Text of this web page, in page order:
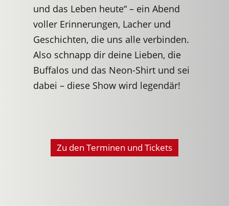
und das Leben heute“ – ein Abend
voller Erinnerungen, Lacher und
Geschichten, die uns alle verbinden.
Also schnapp dir deine Lieben, die
Buffalos und das Neon-Shirt und sei
dabei – diese Show wird legendär!
Zu den Terminen und Tickets